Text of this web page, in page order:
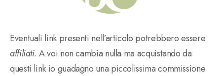
Eventuali link presenti nell’articolo potrebbero essere
affiliati. A voi non cambia nulla ma acquistando da
questi link io guadagno una piccolissima commissione